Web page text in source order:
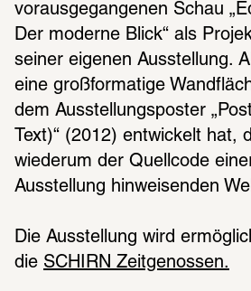
vorausgegangenen Schau
Der moderne Blick“ als
seiner eigenen Ausstellung.
eine großformatige
dem Ausstellungsposter
Text)“ (2012) entwickelt hat,
wiederum der Quellcode
Ausstellung hinweisenden
Die Ausstellung wird
die SCHIRN Zeitgenossen.